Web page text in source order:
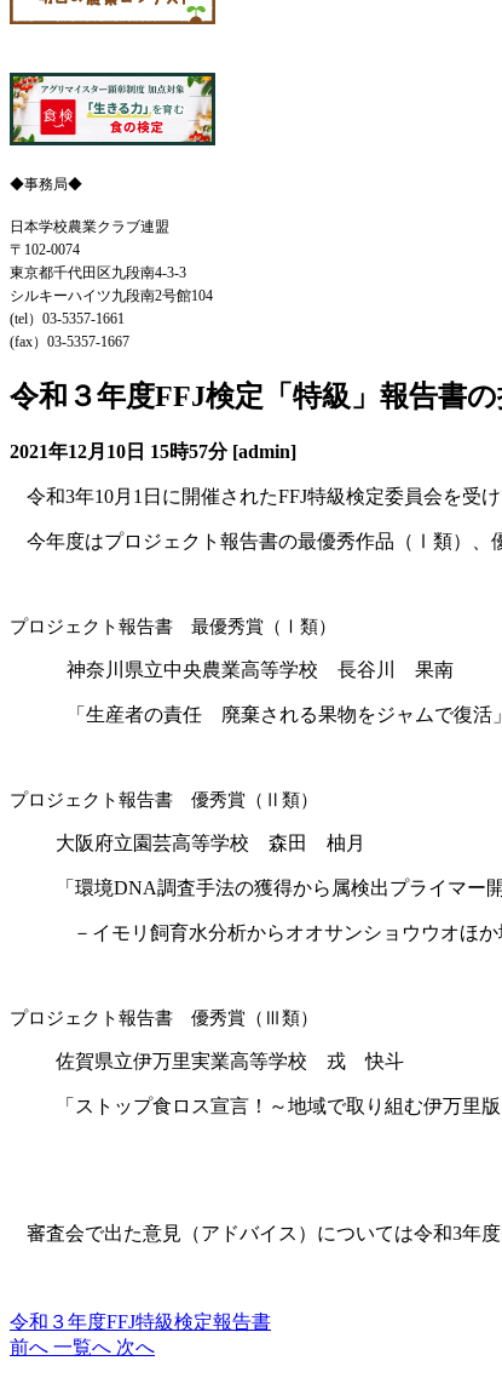
◆事務局◆
日本学校農業クラブ連盟
〒102-0074
東京都千代田区九段南4-3-3
シルキーハイツ九段南2号館104
(tel）03-5357-1661
(fax）03-5357-1667
令和３年度FFJ検定「特級」報告書
2021年12月10日 15時57分 [admin]
令和3年10月 1 日に開催されたFFJ特級検定委員会を受
今年度はプロジェクト報告書の最優秀作品（Ⅰ類）
プロジェクト報告書 最優秀賞（Ⅰ類）
神奈川県立中央農業高等学校 長谷川 果南
「生産者の責任 廃棄される果物をジャムで復活」
プロジェクト報告書 優秀賞（Ⅱ類）
大阪府立園芸高等学校 森田 柚月
「環境DNA調査手法の獲得から属検出プライマー
－イモリ飼育水分析からオオサンショウウオほか
プロジェクト報告書 優秀賞（Ⅲ類）
佐賀県立伊万里実業高等学校 戎 快斗
「ストップ食ロス宣言！～地域で取り組む伊万里版
審査会で出た意見（アドバイス）については令和3年
令和３年度FFJ特級検定報告書
前へ 一覧へ 次へ